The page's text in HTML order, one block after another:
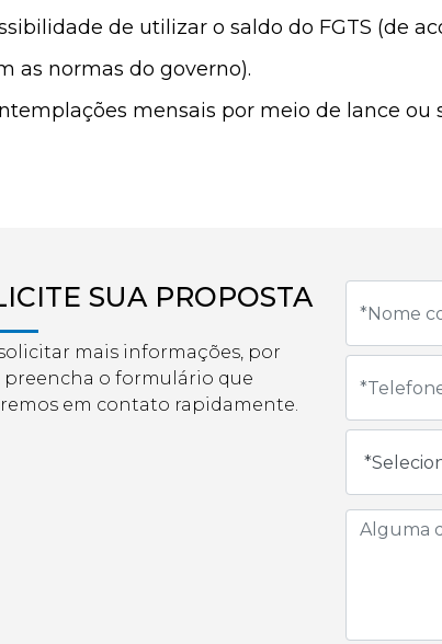
de utilizar o saldo do FGTS (de
as normas do governo).
mensais por meio de lance ou
SUA PROPOSTA
mais informações, por
preencha o formulário que
em contato rapidamente.